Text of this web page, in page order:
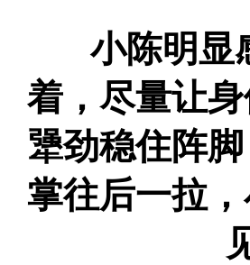
小陈明显
着，尽量让
犟劲稳住阵
掌往后一拉